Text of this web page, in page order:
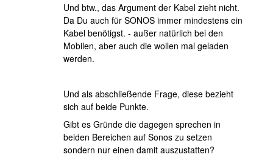
Und btw., das Argument der Kabel zieht nicht.
Da Du auch für SONOS immer mindestens ein
Kabel benötigst. - außer natürlich bei den
Mobilen, aber auch die wollen mal geladen
werden.
Und als abschließende Frage, diese bezieht
sich auf beide Punkte.
Gibt es Gründe die dagegen sprechen in
beiden Bereichen auf Sonos zu setzen
sondern nur einen damit auszustatten?